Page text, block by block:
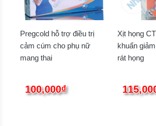
Pregcold hỗ trợ điều trị
cảm cúm cho phụ nữ
mang thai
100,000₫
Xịt họng
khuẩn
rát họng